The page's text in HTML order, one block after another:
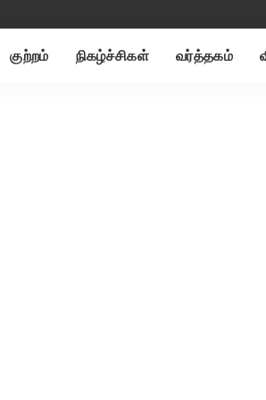
குற்றம் நிகழ்ச்சிகள் வர்த்தகம்